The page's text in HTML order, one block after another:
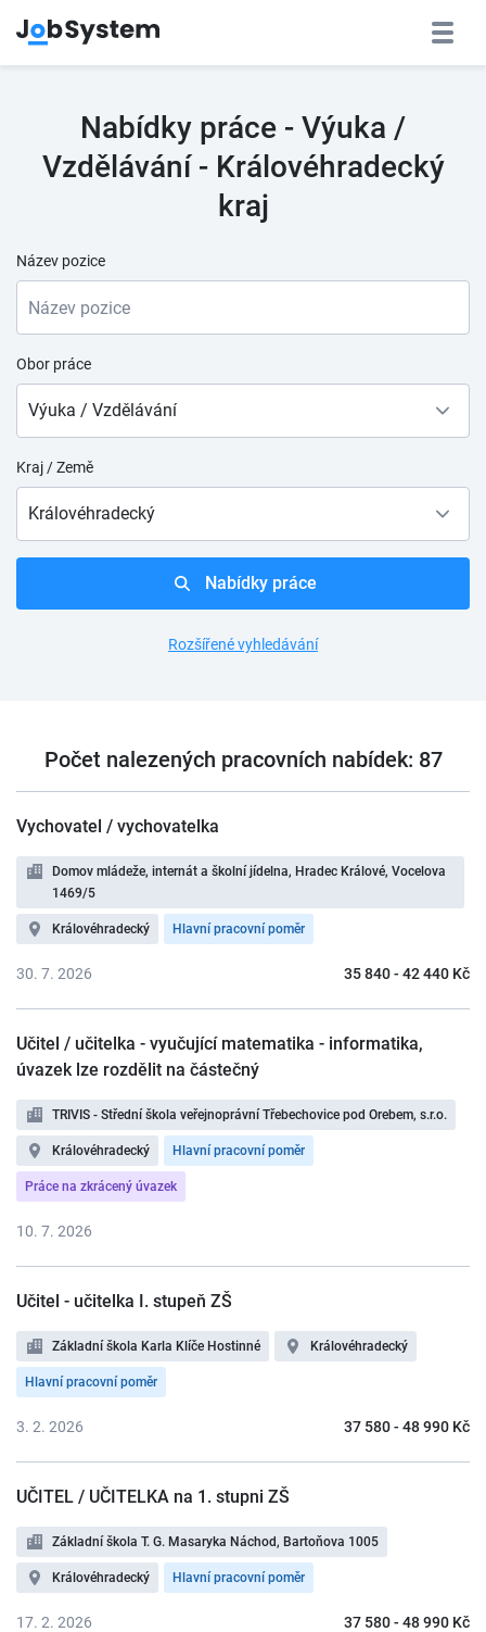
Nabídky práce - Výuka /
Vzdělávání - Královéhradecký
kraj
Název pozice
Obor práce
Výuka / Vzdělávání
Kraj / Země
Královéhradecký
Nabídky práce
Rozšířené vyhledávání
Počet nalezených pracovních nabídek: 87
Vychovatel / vychovatelka
Domov mládeže, internát a školní jídelna, Hradec Králové, Vocelova
1469/5
Královéhradecký Hlavní pracovní poměr
35 840 - 42 440 Kč
30. 7. 2026
Učitel / učitelka - vyučující matematika - informatika,
úvazek lze rozdělit na částečný
TRIVIS - Střední škola veřejnoprávní Třebechovice pod Orebem, s.r.o.
Královéhradecký Hlavní pracovní poměr
Práce na zkrácený úvazek
10. 7. 2026
Učitel - učitelka I. stupeň ZŠ
Základní škola Karla Klíče Hostinné Královéhradecký
Hlavní pracovní poměr
37 580 - 48 990 Kč
3. 2. 2026
UČITEL / UČITELKA na 1. stupni ZŠ
Základní škola T. G. Masaryka Náchod, Bartoňova 1005
Královéhradecký Hlavní pracovní poměr
37 580 - 48 990 Kč
17. 2. 2026